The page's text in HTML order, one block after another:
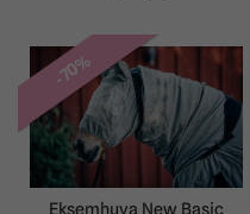
-70%
Eksemhuva New Basic